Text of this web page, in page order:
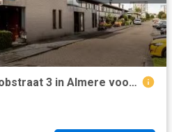
Huis te koop Kapitein Robstraat 3 in Almere voor € 600.000